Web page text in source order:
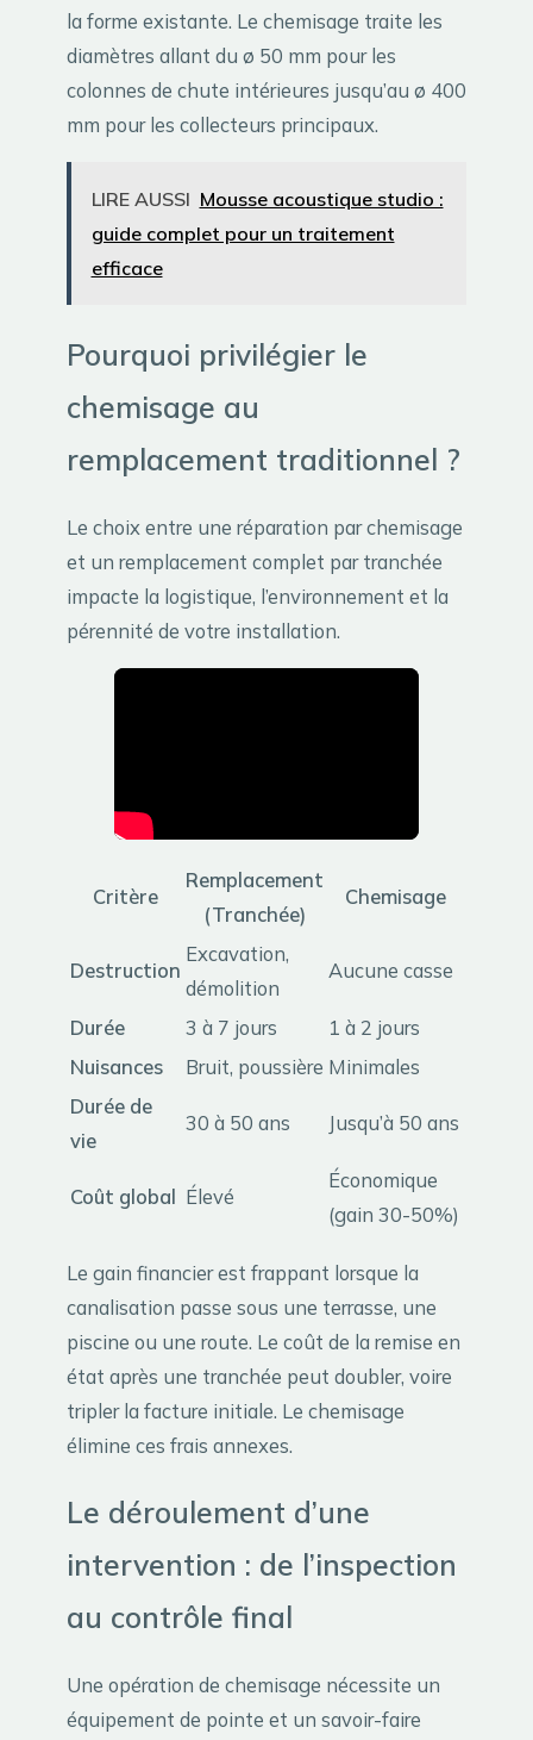
la forme existante. Le chemisage traite les
diamètres allant du ø 50 mm pour les
colonnes de chute intérieures jusqu’au ø 400
mm pour les collecteurs principaux.
LIRE AUSSI Mousse acoustique studio :
guide complet pour un traitement
efficace
Pourquoi privilégier le
chemisage au
remplacement traditionnel ?
Le choix entre une réparation par chemisage
et un remplacement complet par tranchée
impacte la logistique, l’environnement et la
pérennité de votre installation.
Critère
Remplacement
(Tranchée)
Chemisage
Destruction
Excavation,
démolition
Aucune casse
Durée 3 à 7 jours
1 à 2 jours
Nuisances
Bruit, poussière Minimales
Durée de
vie
30 à 50 ans Jusqu’à 50 ans
Coût global Élevé
Économique
(gain 30-50%)
Le gain financier est frappant lorsque la
canalisation passe sous une terrasse, une
piscine ou une route. Le coût de la remise en
état après une tranchée peut doubler, voire
tripler la facture initiale. Le chemisage
élimine ces frais annexes.
Le déroulement d’une
intervention : de l’inspection
au contrôle final
Une opération de chemisage nécessite un
équipement de pointe et un savoir-faire